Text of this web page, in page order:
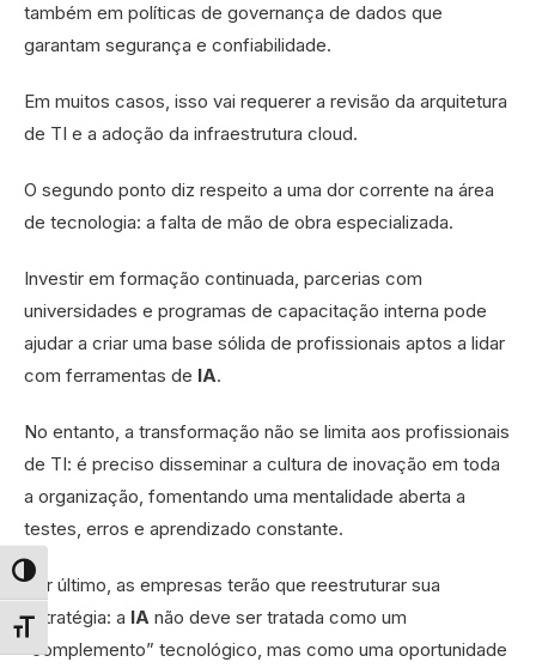
Alternar alto contraste
Alternar tamanho da fonte
também em políticas de governança de dados que
garantam segurança e confiabilidade.
Em muitos casos, isso vai requerer a revisão da arquitetura
de TI e a adoção da infraestrutura cloud.
O segundo ponto diz respeito a uma dor corrente na área
de tecnologia: a falta de mão de obra especializada.
Investir em formação continuada, parcerias com
universidades e programas de capacitação interna pode
ajudar a criar uma base sólida de profissionais aptos a lidar
com ferramentas de IA.
No entanto, a transformação não se limita aos profissionais
de TI: é preciso disseminar a cultura de inovação em toda
a organização, fomentando uma mentalidade aberta a
testes, erros e aprendizado constante.
Por último, as empresas terão que reestruturar sua
estratégia: a IA não deve ser tratada como um
“complemento” tecnológico, mas como uma oportunidade